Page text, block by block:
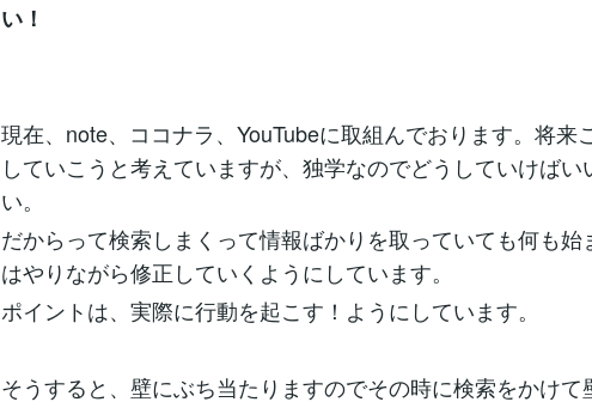
い！
現在、note、ココナラ、YouTubeに取組んでおります。将来
していこうと考えていますが、独学なのでどうしていけばい
い。
だからって検索しまくって情報ばかりを取っていても何も始
はやりながら修正していくようにしています。
ポイントは、実際に行動を起こす！ようにしています。
そうすると、壁にぶち当たりますのでその時に検索をかけて